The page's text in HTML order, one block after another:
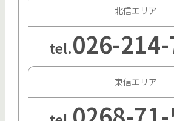
北信エリア
tel.026-
東信エリア